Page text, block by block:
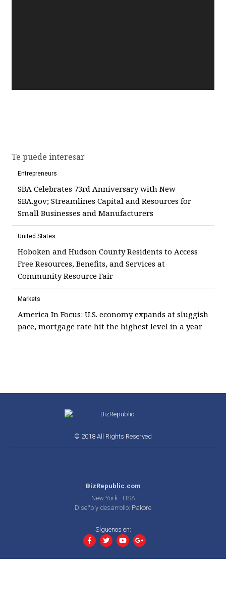
Te puede interesar
Entrepreneurs
SBA Celebrates 73rd Anniversary with New
SBA.gov; Streamlines Capital and Resources for
Small Businesses and Manufacturers
United States
Hoboken and Hudson County Residents to Access
Free Resources, Benefits, and Services at
Community Resource Fair
Markets
America In Focus: U.S. economy expands at sluggish
pace, mortgage rate hit the highest level in a year
© 2018 All Rights Reserved
BizRepublic.com
New York - USA
Diseño y desarrollo: Pakore
Síguenos en: